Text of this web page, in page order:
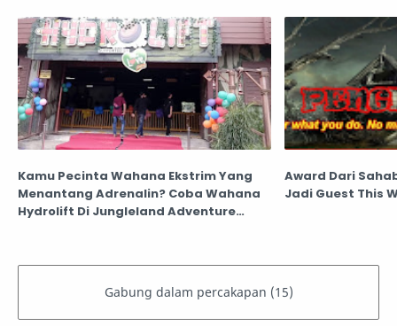
Kamu Pecinta Wahana Ekstrim Yang
Menantang Adrenalin? Coba Wahana
Hydrolift Di Jungleland Adventure
Award Dari
Jadi Guest This